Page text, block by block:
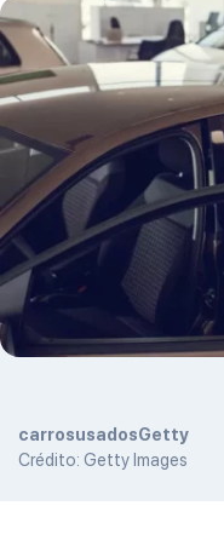
carrosusadosGetty
Crédito: Getty Images